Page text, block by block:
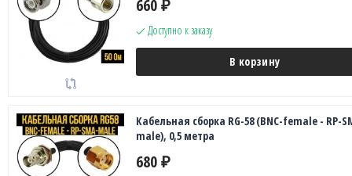
660 ₽
Доступно к заказу
В корзину
Кабельная сборка RG-58 (BNC-female - RP-
male), 0,5 метра
680 ₽